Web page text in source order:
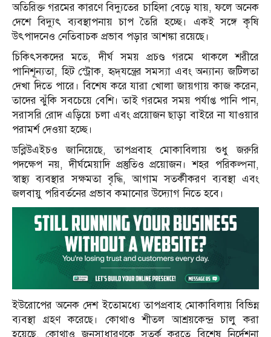
অতিরিক্ত গরমের কারণে বিদ্যুতের চাহিদা বেড়ে যায়, ফলে অনেক
দেশে বিদ্যুৎ ব্যবস্থাপনায় চাপ তৈরি হচ্ছে। একই সঙ্গে কৃষি
উৎপাদনেও নেতিবাচক প্রভাব পড়ার আশঙ্কা রয়েছে।
চিকিৎসকদের মতে, দীর্ঘ সময় প্রচণ্ড গরমে থাকলে শরীরে
পানিশূন্যতা, হিট স্ট্রোক, হৃদ্‌যন্ত্রের সমস্যা এবং অন্যান্য জটিলতা
দেখা দিতে পারে। বিশেষ করে যারা খোলা জায়গায় কাজ করেন,
তাদের ঝুঁকি সবচেয়ে বেশি। তাই গরমের সময় পর্যাপ্ত পানি পান,
সরাসরি রোদ এড়িয়ে চলা এবং প্রয়োজন ছাড়া বাইরে না যাওয়ার
পরামর্শ দেওয়া হচ্ছে।
ডব্লিউএইচও জানিয়েছে, তাপপ্রবাহ মোকাবিলায় শুধু জরুরি
পদক্ষেপ নয়, দীর্ঘমেয়াদি প্রস্তুতিও প্রয়োজন। শহর পরিকল্পনা,
স্বাস্থ্য ব্যবস্থার সক্ষমতা বৃদ্ধি, আগাম সতর্কীকরণ ব্যবস্থা এবং
জলবায়ু পরিবর্তনের প্রভাব কমানোর উদ্যোগ নিতে হবে।
ইউরোপের অনেক দেশ ইতোমধ্যে তাপপ্রবাহ মোকাবিলায় বিভিন্ন
ব্যবস্থা গ্রহণ করেছে। কোথাও শীতল আশ্রয়কেন্দ্র চালু করা
হয়েছে, কোথাও জনসাধারণকে সতর্ক করতে বিশেষ নির্দেশনা